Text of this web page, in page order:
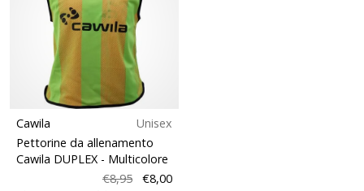
Cawila
Unisex
Pettorine da allenamento
Cawila DUPLEX - Multicolore
€8,95
€8,00